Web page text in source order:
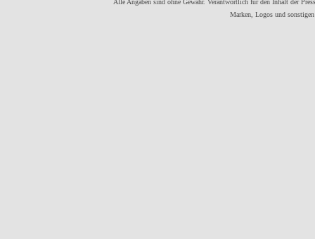
Alle Angaben sind ohne Gewähr. Verantwortlich für den Inhalt der
Marken, Logos und